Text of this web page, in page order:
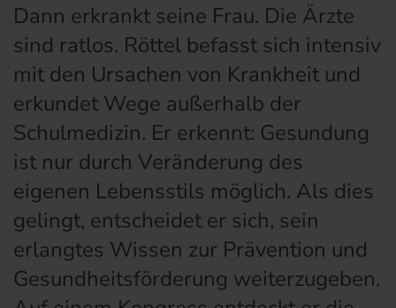
Dann erkrankt seine Frau. Die Ärzte
sind ratlos. Röttel befasst sich intensiv
mit den Ursachen von Krankheit und
erkundet Wege außerhalb der
Schulmedizin. Er erkennt: Gesundung
ist nur durch Veränderung des
eigenen Lebensstils möglich. Als dies
gelingt, entscheidet er sich, sein
erlangtes Wissen zur Prävention und
Gesundheitsförderung weiterzugeben.